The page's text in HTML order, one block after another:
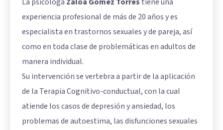
experiencia profesional de más de 20 años y es
especialista en trastornos sexuales y de pareja, así
como en toda clase de problemáticas en adultos de
manera individual.
Su intervención se vertebra a partir de la aplicación
de la Terapia Cognitivo-conductual, con la cual
atiende los casos de depresión y ansiedad, los
problemas de autoestima, las disfunciones sexuales